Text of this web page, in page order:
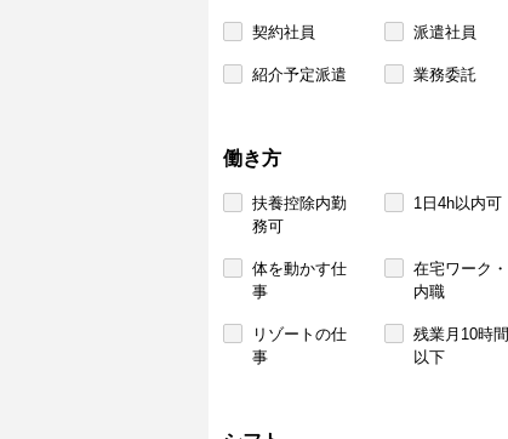
契約社員 派遣社員
紹介予定派遣 業務委託
働き方
扶養控除内勤
務可
1日4h以内可
体を動かす仕
事
在宅ワーク・
内職
リゾートの仕
事
残業月10時間
以下